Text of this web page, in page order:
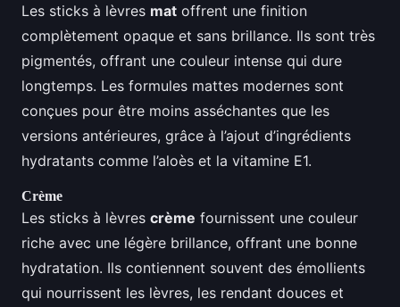
Les sticks à lèvres mat offrent une finition
complètement opaque et sans brillance. Ils sont très
pigmentés, offrant une couleur intense qui dure
longtemps. Les formules mattes modernes sont
conçues pour être moins asséchantes que les
versions antérieures, grâce à l’ajout d’ingrédients
hydratants comme l’aloès et la vitamine E1.
Crème
Les sticks à lèvres crème fournissent une couleur
riche avec une légère brillance, offrant une bonne
hydratation. Ils contiennent souvent des émollients
qui nourrissent les lèvres, les rendant douces et